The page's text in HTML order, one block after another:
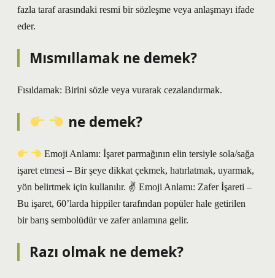
fazla taraf arasındaki resmi bir sözleşme veya anlaşmayı ifade
eder.
Mısmıllamak ne demek?
Fısıldamak: Birini sözle veya vurarak cezalandırmak.
ne demek?
Emoji Anlamı: İşaret parmağının elin tersiyle sola/sağa
işaret etmesi – Bir şeye dikkat çekmek, hatırlatmak, uyarmak,
yön belirtmek için kullanılır. ✌ Emoji Anlamı: Zafer İşareti –
Bu işaret, 60’larda hippiler tarafından popüler hale getirilen
bir barış sembolüdür ve zafer anlamına gelir.
Razı olmak ne demek?